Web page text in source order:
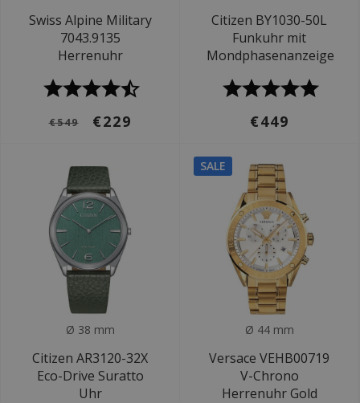
Swiss Alpine Military
7043.9135
Herrenuhr
€549 €229
Citizen BY1030-50L
Funkuhr mit
Mondphasenanzeige
€449
Ø 38 mm
Citizen AR3120-32X
Eco-Drive Suratto
Uhr
SALE
Ø 44 mm
Versace VEHB00719
V-Chrono
Herrenuhr Gold